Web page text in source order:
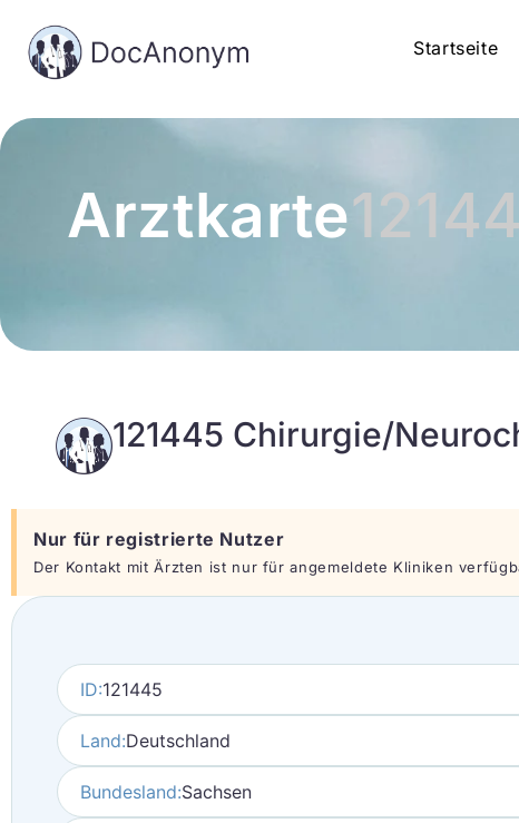
Startseite
Arztkarte
121445 Chirurgie/
Nur für registrierte Nutzer
Der Kontakt mit Ärzten ist nur für angemeldete Kliniken
ID:121445
Land:Deutschland
Bundesland:Sachsen